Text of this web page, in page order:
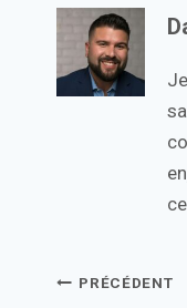
Navigation
PRÉCÉDENT